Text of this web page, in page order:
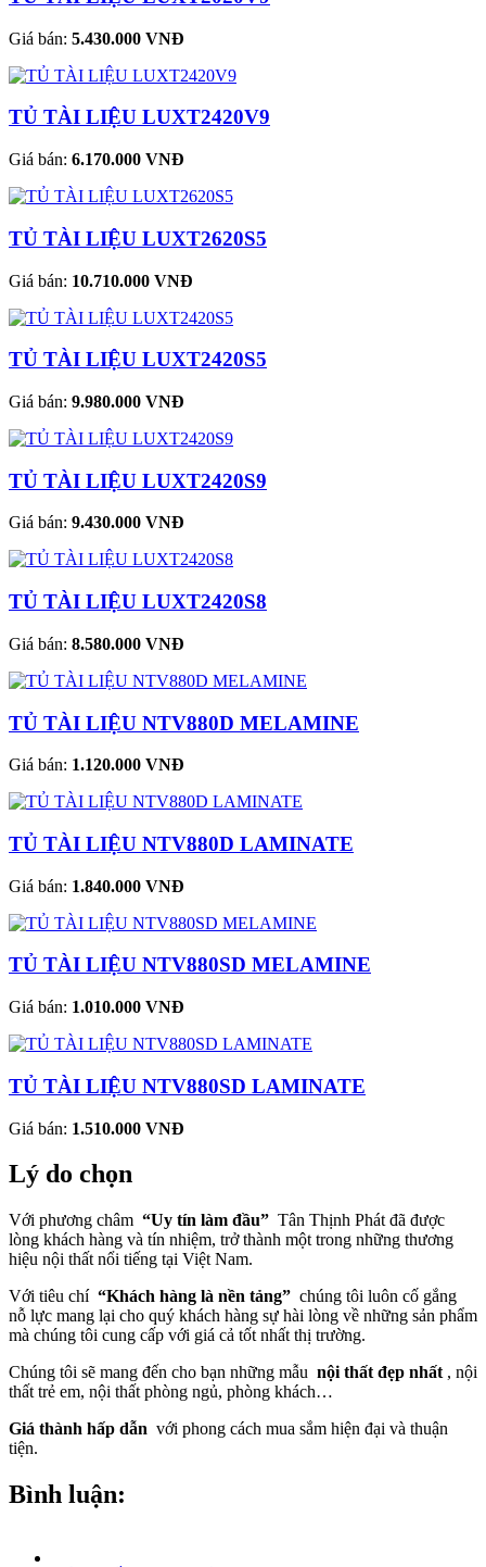
Giá bán: 5.430.000 VNĐ
TỦ TÀI LIỆU LUXT2420V9
Giá bán: 6.170.000 VNĐ
TỦ TÀI LIỆU LUXT2620S5
Giá bán: 10.710.000 VNĐ
TỦ TÀI LIỆU LUXT2420S5
Giá bán: 9.980.000 VNĐ
TỦ TÀI LIỆU LUXT2420S9
Giá bán: 9.430.000 VNĐ
TỦ TÀI LIỆU LUXT2420S8
Giá bán: 8.580.000 VNĐ
TỦ TÀI LIỆU NTV880D MELAMINE
Giá bán: 1.120.000 VNĐ
TỦ TÀI LIỆU NTV880D LAMINATE
Giá bán: 1.840.000 VNĐ
TỦ TÀI LIỆU NTV880SD MELAMINE
Giá bán: 1.010.000 VNĐ
TỦ TÀI LIỆU NTV880SD LAMINATE
Giá bán: 1.510.000 VNĐ
Lý do chọn
Với phương châm “Uy tín làm đầu” Tân Thịnh Phát đã được
lòng khách hàng và tín nhiệm, trở thành một trong những thương
hiệu nội thất nổi tiếng tại Việt Nam.
Với tiêu chí “Khách hàng là nền tảng” chúng tôi luôn cố gắng
nỗ lực mang lại cho quý khách hàng sự hài lòng về những sản phẩm
mà chúng tôi cung cấp với giá cả tốt nhất thị trường.
Chúng tôi sẽ mang đến cho bạn những mẫu nội thất đẹp nhất , nội
thất trẻ em, nội thất phòng ngủ, phòng khách…
Giá thành hấp dẫn với phong cách mua sắm hiện đại và thuận
tiện.
Bình luận: